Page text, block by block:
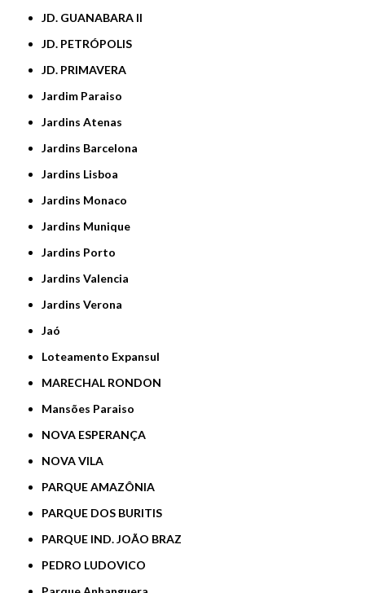
JD. GUANABARA II
JD. PETRÓPOLIS
JD. PRIMAVERA
Jardim Paraiso
Jardins Atenas
Jardins Barcelona
Jardins Lisboa
Jardins Monaco
Jardins Munique
Jardins Porto
Jardins Valencia
Jardins Verona
Jaó
Loteamento Expansul
MARECHAL RONDON
Mansões Paraiso
NOVA ESPERANÇA
NOVA VILA
PARQUE AMAZÔNIA
PARQUE DOS BURITIS
PARQUE IND. JOÃO BRAZ
PEDRO LUDOVICO